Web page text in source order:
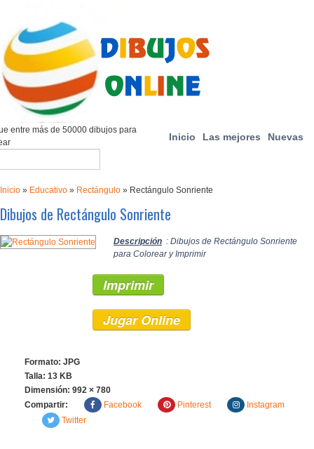
Inicio Las mejores Nuevas
entre más de 50000 dibujos para
Inicio » Educativo » Rectángulo » Rectángulo Sonriente
Dibujos de Rectángulo Sonriente
Descripción : Dibujos de Rectángulo Sonriente
para Colorear y Imprimir
Imprimir
Jugar Online
Formato: JPG
Talla: 13 KB
Dimensión: 992 × 780
Compartir:
Facebook Pinterest
Instagram
Twitter